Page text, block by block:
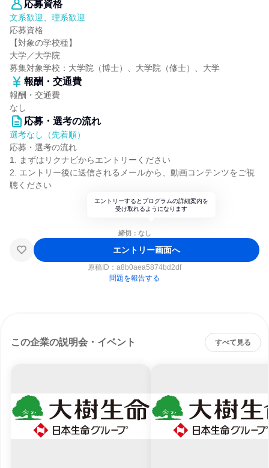
応募資格
文系歓迎、理系歓迎
応募資格
【対象の学校種】
大学／大学院
募集対象学校：大学院（博士）、大学院（修士）、大学
報酬・交通費
報酬・交通費
なし
応募・選考の流れ
選考なし（先着順）
応募・選考の流れ
1. まずはリクナビからエントリーください
2. エントリー後に送信されるメールから、動画コンテンツをご視
聴ください
エントリーするとプログラムの詳細案内を
受け取れるようになります
締切：なし
エントリー画面へ
原稿ID： a8b0aea5874bd2df
問題を報告する
この企業の説明会・イベント すべて見る